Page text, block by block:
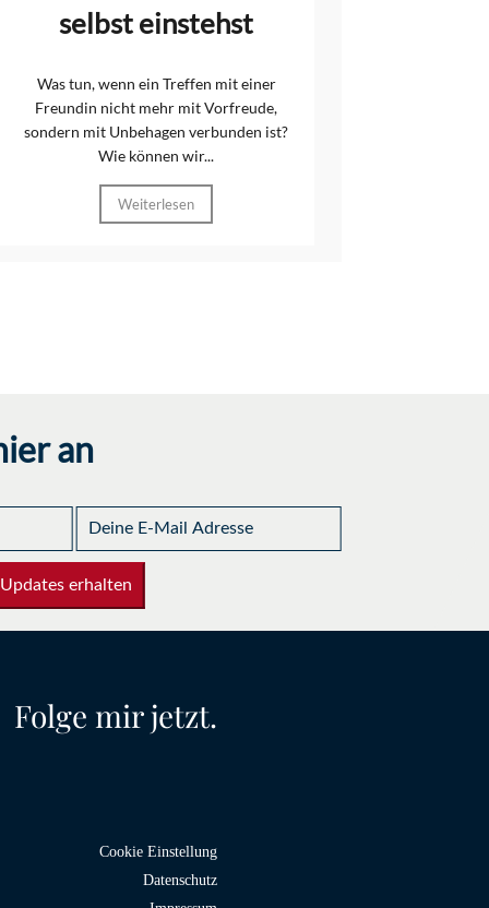
selbst einstehst
Was tun, wenn ein Treffen mit einer
Freundin nicht mehr mit Vorfreude,
sondern mit Unbehagen verbunden ist?
Wie können wir...
Weiterlesen
an
erhalten
Folge mir jetzt.
Cookie Einstellung
Datenschutz